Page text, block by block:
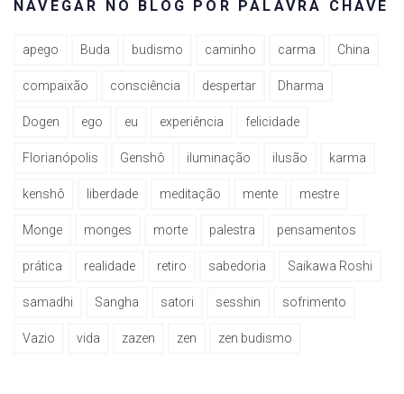
NAVEGAR NO BLOG POR PALAVRA CHAVE
apego Buda budismo caminho carma China
compaixão consciência despertar Dharma
Dogen ego eu experiência felicidade
Florianópolis Genshô iluminação ilusão karma
kenshô liberdade meditação mente mestre
Monge monges morte palestra pensamentos
prática realidade retiro sabedoria Saikawa Roshi
samadhi Sangha satori sesshin sofrimento
Vazio vida zazen zen zen budismo